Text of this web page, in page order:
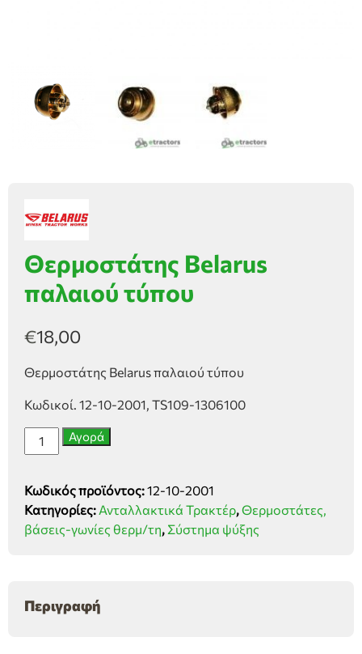
Θερμοστάτης Belarus
παλαιού τύπου
€18,00
Θερμοστάτης Belarus παλαιού τύπου
Κωδικοί. 12-10-2001, TS109-1306100
Θερμοστάτης
Belarus
τύπου
ποσότητα
Αγορά
Κωδικός προϊόντος:12-10-2001
Κατηγορίες: Ανταλλακτικά Τρακτέρ, Θερμοστάτες,
βάσεις-γωνίες θερμ/τη, Σύστημα ψύξης
Περιγραφή